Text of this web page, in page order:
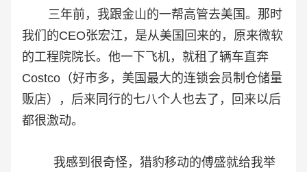
三年前，我跟金山的一帮高管去美国。那时
我们的CEO张宏江，是从美国回来的，原来微软
的工程院院长。他一下飞机，就租了辆车直奔
Costco（好市多，美国最大的连锁会员制仓储量
贩店），后来同行的七八个人也去了，回来以后
都很激动。
我感到很奇怪，猎豹移动的傅盛就给我举